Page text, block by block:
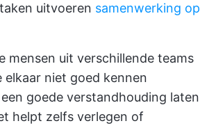
uitvoeren samenwerking op
mensen uit verschillende teams
elkaar niet goed kennen
goede verstandhouding laten
helpt zelfs verlegen of